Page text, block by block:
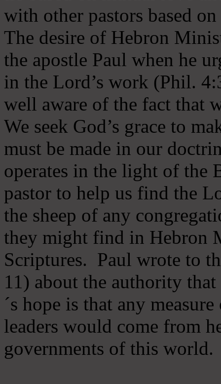
with other pastors based
The desire of Hebron
the apostle Paul when he
in the Lord’s work (Phil.
well aware of the fact that
We seek God’s grace to
must be made in our
operates in the light of the
pastor to help us find the
the sheep of any
they might find in Hebron
Scriptures. Paul wrote to
11) about the authority
´s hope is that any
leaders would come from
governments of this world.